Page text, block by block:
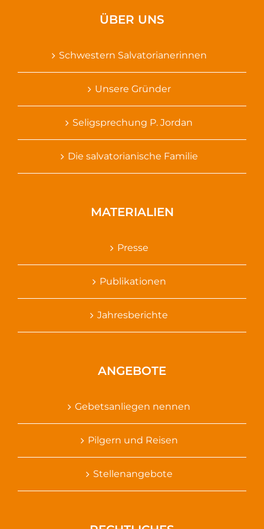
ÜBER UNS
Schwestern Salvatorianerinnen
Unsere Gründer
Seligsprechung P. Jordan
Die salvatorianische Familie
MATERIALIEN
Presse
Publikationen
Jahresberichte
ANGEBOTE
Gebetsanliegen nennen
Pilgern und Reisen
Stellenangebote